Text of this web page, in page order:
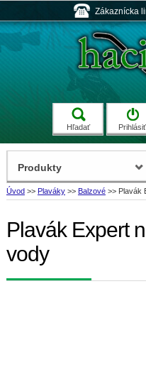
Zákaznícka
Hľadať Prihlásiť
Úvod >> Plaváky >> Balzové >> Plavák
Plavák Expert
vody
Produkty